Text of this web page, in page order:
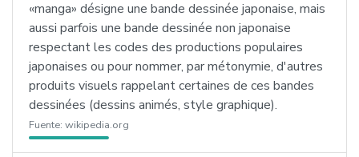
«manga» désigne une bande dessinée japonaise, mais
aussi parfois une bande dessinée non japonaise
respectant les codes des productions populaires
japonaises ou pour nommer, par métonymie, d'autres
produits visuels rappelant certaines de ces bandes
dessinées (dessins animés, style graphique).
Fuente: wikipedia.org